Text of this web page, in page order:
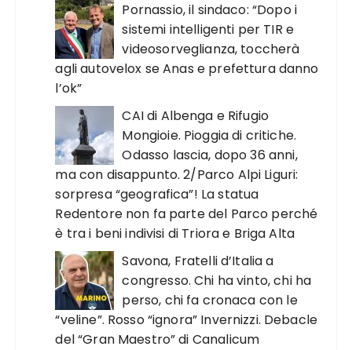
Pornassio, il sindaco: “Dopo i
sistemi intelligenti per TIR e
videosorveglianza, toccherà
agli autovelox se Anas e prefettura danno
l’ok”
CAI di Albenga e Rifugio
Mongioie. Pioggia di critiche.
Odasso lascia, dopo 36 anni,
ma con disappunto. 2/Parco Alpi Liguri:
sorpresa “geografica”! La statua
Redentore non fa parte del Parco perché
è tra i beni indivisi di Triora e Briga Alta
Savona, Fratelli d’Italia a
congresso. Chi ha vinto, chi ha
perso, chi fa cronaca con le
“veline”. Rosso “ignora” Invernizzi. Debacle
del “Gran Maestro” di Canalicum